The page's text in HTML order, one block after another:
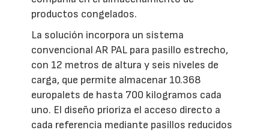
productos congelados.
La solución incorpora un sistema
convencional AR PAL para pasillo estrecho,
con 12 metros de altura y seis niveles de
carga, que permite almacenar 10.368
europalets de hasta 700 kilogramos cada
uno. El diseño prioriza el acceso directo a
cada referencia mediante pasillos reducidos